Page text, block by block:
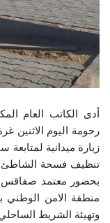
أدى الكاتب العام
زيارة ميدانية
تنظيف فسحة الشاطئ
بحضور معتمد صفاقس
منطقة الامن الوطني
وتهيئة الشريط